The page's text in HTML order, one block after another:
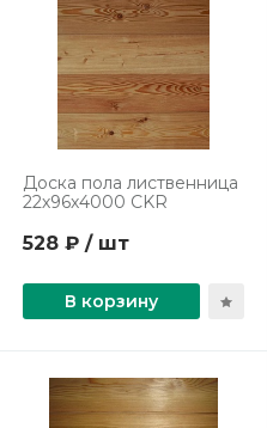
Доска пола лиственница
22х96х4000 СKR
528 ₽ / шт
В корзину